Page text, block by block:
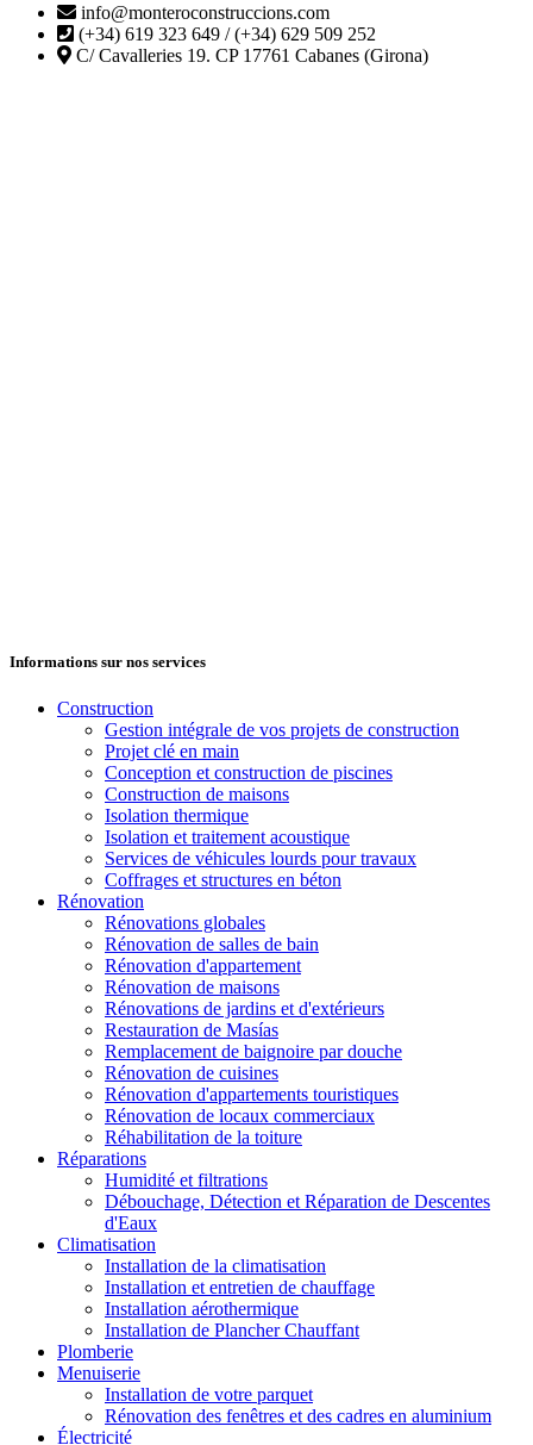
info@monteroconstruccions.com
(+34) 619 323 649 / (+34) 629 509 252
C/ Cavalleries 19. CP 17761 Cabanes (Girona)
Informations sur nos services
Construction
Gestion intégrale de vos projets de construction
Projet clé en main
Conception et construction de piscines
Construction de maisons
Isolation thermique
Isolation et traitement acoustique
Services de véhicules lourds pour travaux
Coffrages et structures en béton
Rénovation
Rénovations globales
Rénovation de salles de bain
Rénovation d'appartement
Rénovation de maisons
Rénovations de jardins et d'extérieurs
Restauration de Masías
Remplacement de baignoire par douche
Rénovation de cuisines
Rénovation d'appartements touristiques
Rénovation de locaux commerciaux
Réhabilitation de la toiture
Réparations
Humidité et filtrations
Débouchage, Détection et Réparation de Descentes
d'Eaux
Climatisation
Installation de la climatisation
Installation et entretien de chauffage
Installation aérothermique
Installation de Plancher Chauffant
Plomberie
Menuiserie
Installation de votre parquet
Rénovation des fenêtres et des cadres en aluminium
Électricité